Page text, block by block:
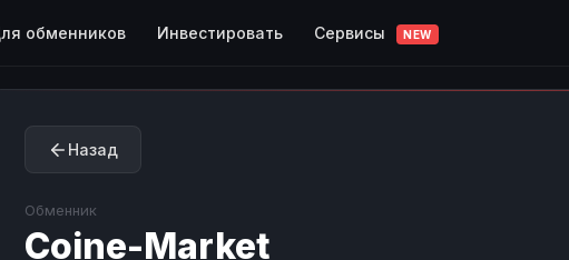
обменников Инвестировать Сервисы NEW
Назад
Обменник
Coine-Market